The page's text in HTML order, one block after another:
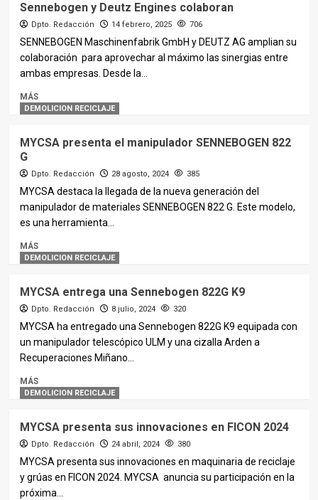
Sennebogen y Deutz Engines colaboran
Dpto. Redacción 14 febrero, 2025 706
SENNEBOGEN Maschinenfabrik GmbH y DEUTZ AG amplian su
colaboración para aprovechar al máximo las sinergias entre
ambas empresas. Desde la...
MÁS
DEMOLICION RECICLAJE
MYCSA presenta el manipulador SENNEBOGEN 822
G
Dpto. Redacción 28 agosto, 2024 385
MYCSA destaca la llegada de la nueva generación del
manipulador de materiales SENNEBOGEN 822 G. Este modelo,
es una herramienta...
MÁS
DEMOLICION RECICLAJE
MYCSA entrega una Sennebogen 822G K9
Dpto. Redacción 8 julio, 2024 320
MYCSA ha entregado una Sennebogen 822G K9 equipada con
un manipulador telescópico ULM y una cizalla Arden a
Recuperaciones Miñano...
MÁS
DEMOLICION RECICLAJE
MYCSA presenta sus innovaciones en FICON 2024
Dpto. Redacción 24 abril, 2024 380
MYCSA presenta sus innovaciones en maquinaria de reciclaje
y grúas en FICON 2024. MYCSA anuncia su participación en la
próxima...